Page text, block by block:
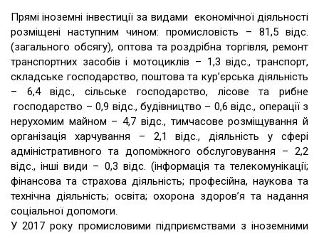
Прямі іноземні інвестиції за видами економічної діяльності
розміщені наступним чином: промисловість – 81,5 відс.
(загального обсягу), оптова та роздрібна торгівля, ремонт
транспортних засобів і мотоциклів – 1,3 відс., транспорт,
складське господарство, поштова та кур’єрська діяльність
– 6,4 відс., сільське господарство, лісове та рибне
господарство – 0,9 відс., будівництво – 0,6 відс., операції з
нерухомим майном – 4,7 відс., тимчасове розміщування й
організація харчування – 2,1 відс., діяльність у сфері
адміністративного та допоміжного обслуговування – 2,2
відс., інші види – 0,3 відс. (інформація та телекомунікації;
фінансова та страхова діяльність; професійна, наукова та
технічна діяльність; освіта; охорона здоров’я та надання
соціальної допомоги.
У 2017 року промисловими підприємствами з іноземними